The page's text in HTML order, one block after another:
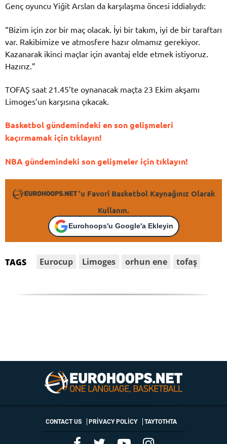
Genç oyuncu Yiğit Arslan da karşılaşma öncesi iddialıydı:
“Bizim için zor bir maç olacak. İyi bir takım, iyi de bir taraftarı
var. Rakibimize ve atmosfere hazır olmamız gerekiyor.
Kazanarak ikinci maçlar için avantaj elde etmek istiyoruz.
Hazırız.”
TOFAŞ saat 21.45’te oynanacak maçta 23 Ekim akşamı
Limoges’un karşısına çıkacak.
Basketbol gündemindeki en son gelişmeleri
kaçırmamak için tıklayın!
NBA gündemindeki son gelişmeler için tıklayın!
'u Favori Basketbol Kaynağınız Olarak
Kullanın.
Eurohoops'u Google'a Ekleyin
TAGS Eurocup Limoges orhun ene tofaş
CONTACT US PRIVACY POLICY ΤΑΥΤΟΤΗΤΑ